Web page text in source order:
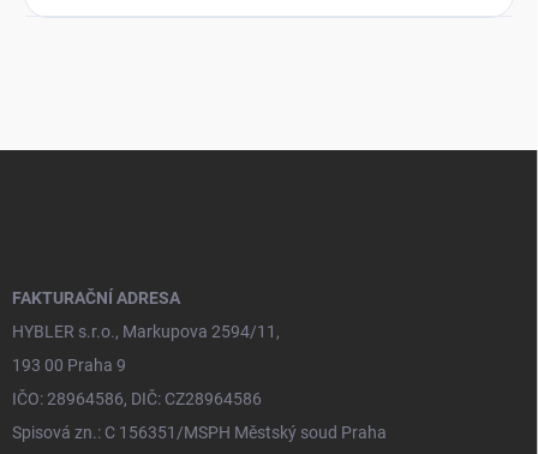
FAKTURAČNÍ ADRESA
HYBLER s.r.o., Markupova 2594/11,
193 00 Praha 9
IČO: 28964586, DIČ: CZ28964586
Spisová zn.: C 156351/MSPH Městský soud Praha